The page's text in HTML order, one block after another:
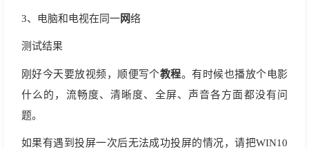
3、电脑和电视在同一网络
测试结果
刚好今天要放视频，顺便写个教程。有时候也播放个电影
什么的，流畅度、清晰度、全屏、声音各方面都没有问
题。
如果有遇到投屏一次后无法成功投屏的情况，请把WIN10